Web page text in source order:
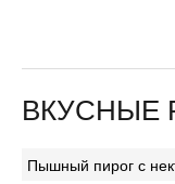
ВКУСНЫЕ
Пышный пирог с